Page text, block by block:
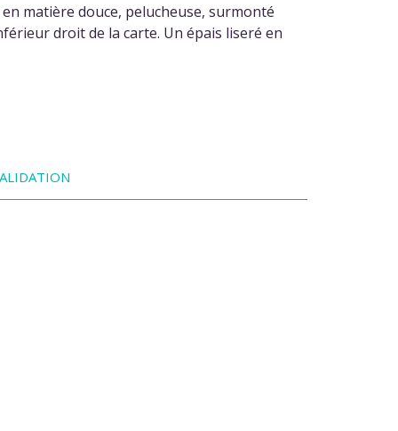
matière douce, pelucheuse, surmonté
droit de la carte. Un épais liseré en